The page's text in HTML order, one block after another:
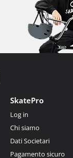
SkatePro
Log in
Chi siamo
Dati Societari
Pagamento sicuro